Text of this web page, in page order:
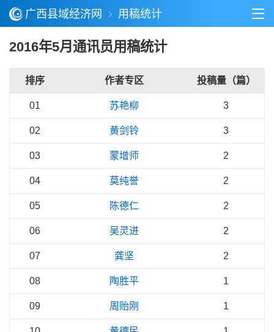
广西县域经济网 用稿统计
2016年5月通讯员用稿统计
排序 作者专区 投稿量（篇）
01 苏艳柳 3
02 黄剑铃 3
03 蒙增师 2
04 莫纯誉 2
05 陈德仁 2
06 吴灵进 2
07 龚坚 2
08 陶胜平 1
09 周贻刚 1